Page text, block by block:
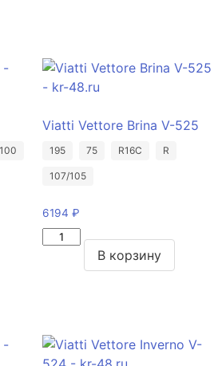
100
Viatti Vettore Brina V-525
195 75 R16C R
107/105
6194 ₽
Количество
525
В корзину